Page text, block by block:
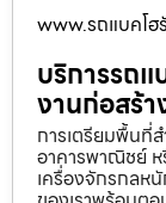
www.รถแบคโ
บริการรถแ
งานก่อสร้
การเตรียมพื้นที่
อาคารพาณิชย์ ห
เครื่องจักรกลห